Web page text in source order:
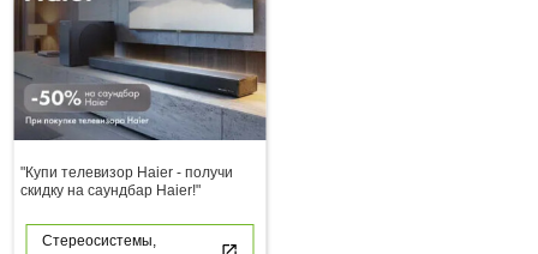
"Купи телевизор Haier - получи
скидку на саундбар Haier!"
Стереосистемы,